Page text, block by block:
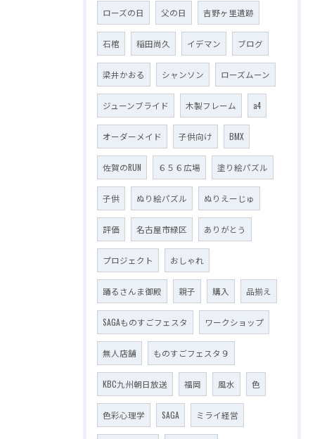
ローズの日 父の日 吉野ヶ里遺跡
石棺 稲田尚久 イデマン ブログ
梁井かおる シャンソン ローズムーン
ジューンブライド 木製フレーム a4
オーダーメイド 子供向け BMX
佐賀のRUN ６５６広場 塗り絵パズル
子供 ぬり絵パズル ぬりえーじゅ
評価 名古屋市緑区 ありがとう
プロジェクト おしゃれ
踊るさんま御殿 親子 購入 品揃え
SAGAものすごフェスタ ワークショップ
無人店舗 ものすごフェスタ９
KBC九州朝日放送 福岡 風水 色
色彩心理学 SAGA ミライ経営